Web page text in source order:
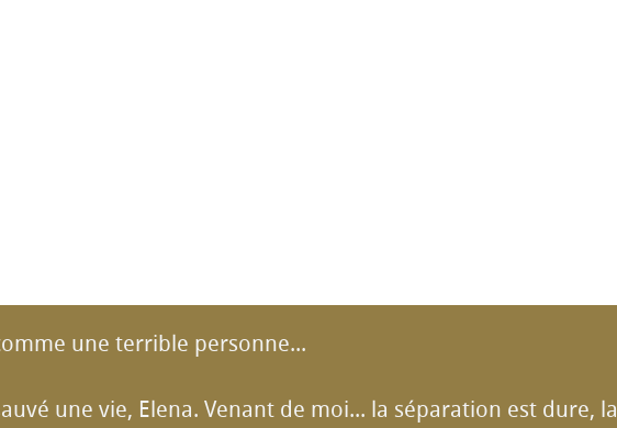
une terrible personne...
une vie, Elena. Venant de moi... la séparation est dure, la